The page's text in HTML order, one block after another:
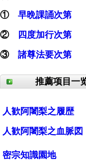
① 早晩課誦次第
②
四度加行次第
③ 諸尊法要次第
推薦项目一
人歓阿闍梨之履歴
人歓阿闍梨之血脈図
密宗知識園地